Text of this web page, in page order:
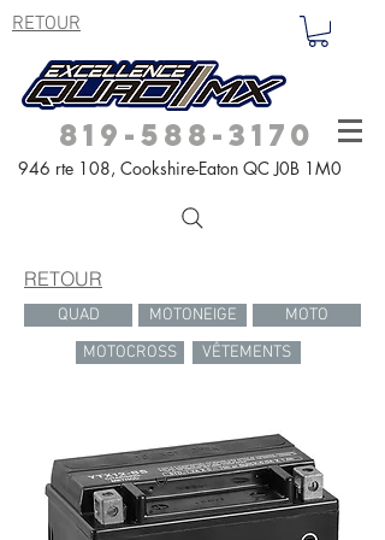
RETOUR
819-588-3170
946 rte 108, Cookshire-Eaton QCJ0B 1M0
RETOUR
QUAD MOTONEIGE
MOTO
MOTOCROSS
VÊTEMENTS